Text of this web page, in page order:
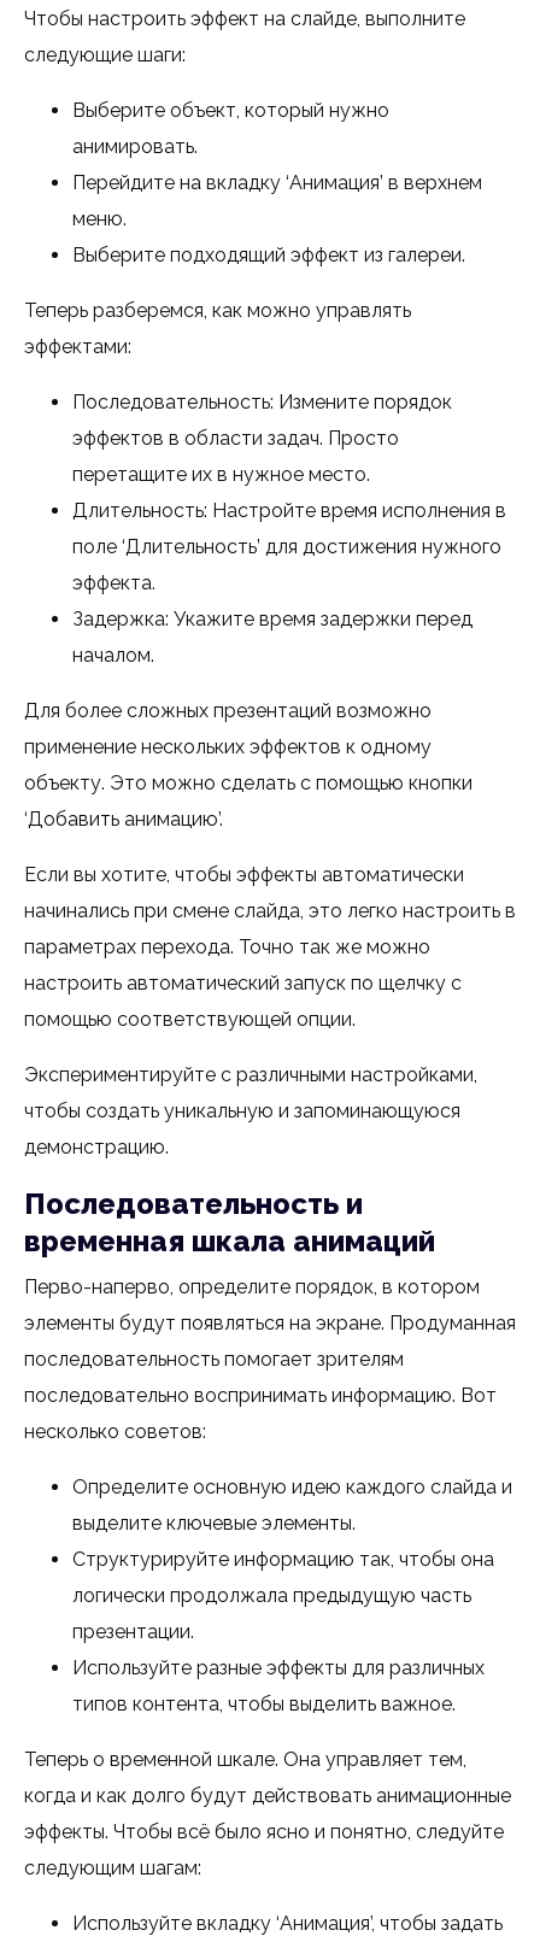
Чтобы настроить эффект на слайде, выполните
следующие шаги:
Выберите объект, который нужно
анимировать.
Перейдите на вкладку ‘Анимация’ в верхнем
меню.
Выберите подходящий эффект из галереи.
Теперь разберемся, как можно управлять
эффектами:
Последовательность: Измените порядок
эффектов в области задач. Просто
перетащите их в нужное место.
Длительность: Настройте время исполнения в
поле ‘Длительность’ для достижения нужного
эффекта.
Задержка: Укажите время задержки перед
началом.
Для более сложных презентаций возможно
применение нескольких эффектов к одному
объекту. Это можно сделать с помощью кнопки
‘Добавить анимацию’.
Если вы хотите, чтобы эффекты автоматически
начинались при смене слайда, это легко настроить в
параметрах перехода. Точно так же можно
настроить автоматический запуск по щелчку с
помощью соответствующей опции.
Экспериментируйте с различными настройками,
чтобы создать уникальную и запоминающуюся
демонстрацию.
Последовательность и
временная шкала анимаций
Перво-наперво, определите порядок, в котором
элементы будут появляться на экране. Продуманная
последовательность помогает зрителям
последовательно воспринимать информацию. Вот
несколько советов:
Определите основную идею каждого слайда и
выделите ключевые элементы.
Структурируйте информацию так, чтобы она
логически продолжала предыдущую часть
презентации.
Используйте разные эффекты для различных
типов контента, чтобы выделить важное.
Теперь о временной шкале. Она управляет тем,
когда и как долго будут действовать анимационные
эффекты. Чтобы всё было ясно и понятно, следуйте
следующим шагам:
Используйте вкладку ‘Анимация’, чтобы задать